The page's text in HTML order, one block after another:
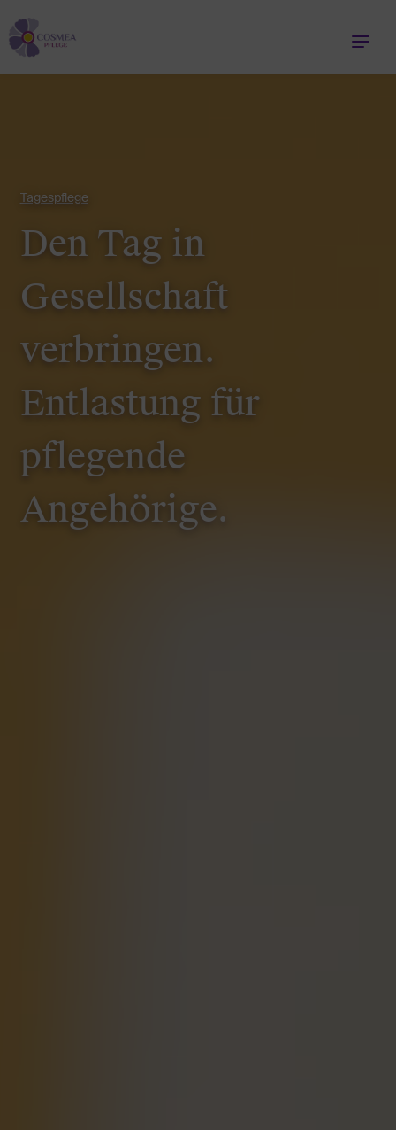
Tagespflege
Den Tag in
Gesellschaft
verbringen.
Entlastung für
pflegende
Angehörige.